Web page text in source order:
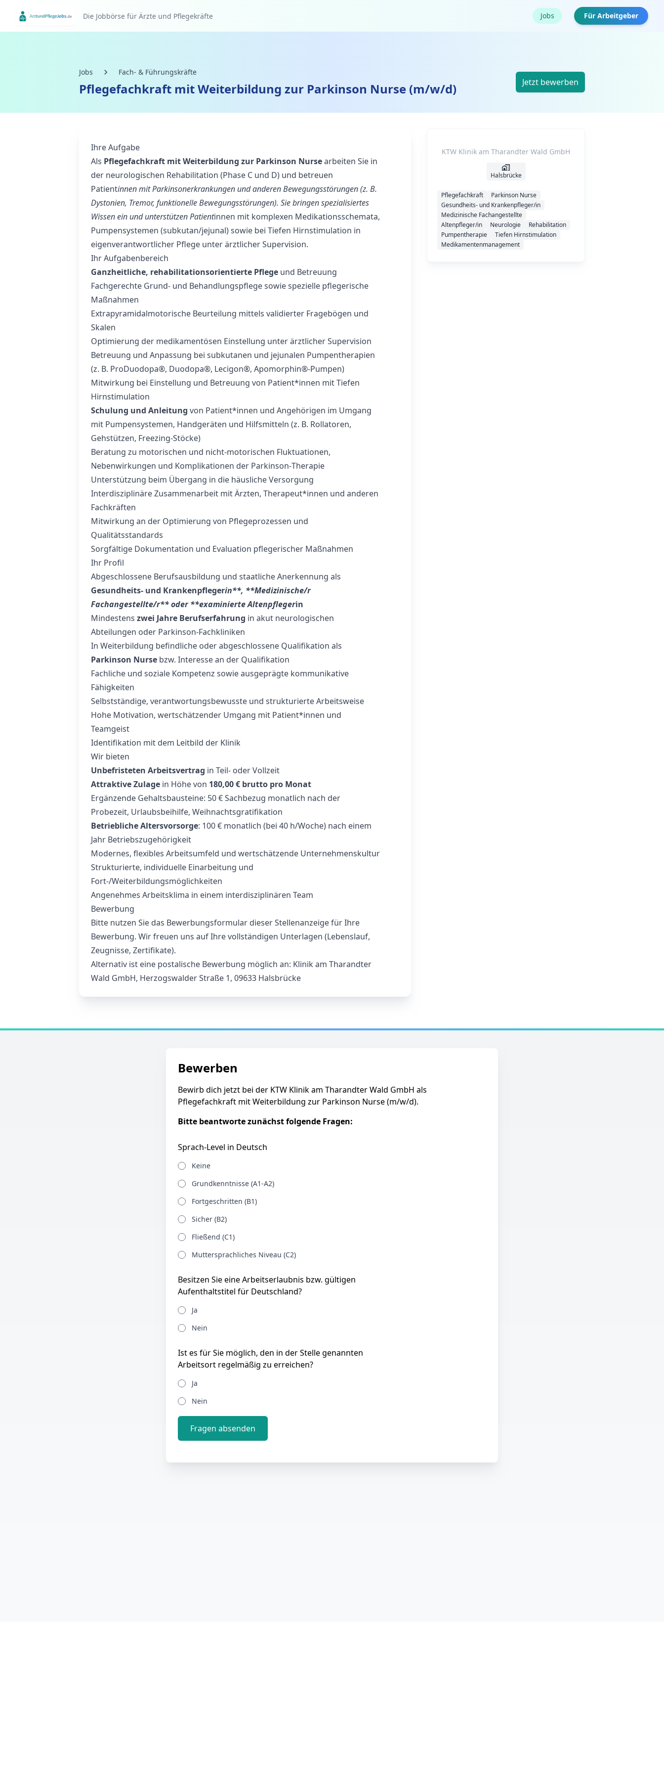
Die Jobbörse für Ärzte und Pflegekräfte Jobs Für Arbeitgeber
Jobs Fach- & Führungskräfte
Pflegefachkraft mit Weiterbildung zur Parkinson Nurse (m/w/d) Jetzt bewerben
Ihre Aufgabe
Als Pflegefachkraft mit Weiterbildung zur Parkinson Nursearbeiten Sie in
der neurologischen Rehabilitation (Phase C und D) und betreuen
Patientinnen mit Parkinsonerkrankungen und anderen Bewegungsstörungen (z. B.
Dystonien, Tremor, funktionelle Bewegungsstörungen). Sie bringen spezialisiertes
Wissen ein und unterstützen Patientinnen mit komplexen Medikationsschemata,
Pumpensystemen (subkutan/jejunal) sowie bei Tiefen Hirnstimulation in
eigenverantwortlicher Pflege unter ärztlicher Supervision.
Ihr Aufgabenbereich
Ganzheitliche, rehabilitationsorientierte Pflege und Betreuung
Fachgerechte Grund- und Behandlungspflege sowie spezielle pflegerische
Maßnahmen
Extrapyramidalmotorische Beurteilung mittels validierter Fragebögen und
Skalen
Optimierung der medikamentösen Einstellung unter ärztlicher Supervision
Betreuung und Anpassung bei subkutanen und jejunalen Pumpentherapien
(z. B. ProDuodopa®, Duodopa®, Lecigon®, Apomorphin®-Pumpen)
Mitwirkung bei Einstellung und Betreuung von Patient*innen mit Tiefen
Hirnstimulation
Schulung und Anleitung von Patient*innen und Angehörigen im Umgang
mit Pumpensystemen, Handgeräten und Hilfsmitteln (z. B. Rollatoren,
Gehstützen, Freezing-Stöcke)
Beratung zu motorischen und nicht-motorischen Fluktuationen,
Nebenwirkungen und Komplikationen der Parkinson‑Therapie
Unterstützung beim Übergang in die häusliche Versorgung
Interdisziplinäre Zusammenarbeit mit Ärzten, Therapeut*innen und anderen
Fachkräften
Mitwirkung an der Optimierung von Pflegeprozessen und
Qualitätsstandards
Sorgfältige Dokumentation und Evaluation pflegerischer Maßnahmen
Ihr Profil
Abgeschlossene Berufsausbildung und staatliche Anerkennung als
Gesundheits‑ und Krankenpflegerin**, **Medizinische/r
Fachangestellte/r** oder **examinierte Altenpflegerin
Mindestens zwei Jahre Berufserfahrung in akut neurologischen
Abteilungen oder Parkinson-Fachkliniken
In Weiterbildung befindliche oder abgeschlossene Qualifikation als
Parkinson Nurse bzw. Interesse an der Qualifikation
Fachliche und soziale Kompetenz sowie ausgeprägte kommunikative
Fähigkeiten
Selbstständige, verantwortungsbewusste und strukturierte Arbeitsweise
Hohe Motivation, wertschätzender Umgang mit Patient*innen und
Teamgeist
Identifikation mit dem Leitbild der Klinik
Wir bieten
Unbefristeten Arbeitsvertrag in Teil- oder Vollzeit
Attraktive Zulage in Höhe von 180,00 € brutto pro Monat
Ergänzende Gehaltsbausteine: 50 € Sachbezug monatlich nach der
Probezeit, Urlaubsbeihilfe, Weihnachtsgratifikation
Betriebliche Altersvorsorge: 100 € monatlich (bei 40 h/Woche) nach einem
Jahr Betriebszugehörigkeit
Modernes, flexibles Arbeitsumfeld und wertschätzende Unternehmenskultur
Strukturierte, individuelle Einarbeitung und
Fort‑/Weiterbildungsmöglichkeiten
Angenehmes Arbeitsklima in einem interdisziplinären Team
Bewerbung
Bitte nutzen Sie das Bewerbungsformular dieser Stellenanzeige für Ihre
Bewerbung. Wir freuen uns auf Ihre vollständigen Unterlagen (Lebenslauf,
Zeugnisse, Zertifikate).
Alternativ ist eine postalische Bewerbung möglich an: Klinik am Tharandter
Wald GmbH, Herzogswalder Straße 1, 09633 Halsbrücke
KTW Klinik am Tharandter Wald GmbH
Halsbrücke
Pflegefachkraft
Parkinson Nurse
Gesundheits- und Krankenpfleger/in
Medizinische Fachangestellte
Altenpfleger/in
Neurologie
Rehabilitation
Pumpentherapie
Tiefen Hirnstimulation
Medikamentenmanagement
Bewerben
Bewirb dich jetzt bei der KTW Klinik am Tharandter Wald GmbH als
Pflegefachkraft mit Weiterbildung zur Parkinson Nurse (m/w/d).
Bitte beantworte zunächst folgende Fragen:
Sprach-Level in Deutsch
Keine
Grundkenntnisse (A1-A2)
Fortgeschritten (B1)
Sicher (B2)
Fließend (C1)
Muttersprachliches Niveau (C2)
Besitzen Sie eine Arbeitserlaubnis bzw. gültigen
Aufenthaltstitel für Deutschland?
Ja
Nein
Ist es für Sie möglich, den in der Stelle genannten
Arbeitsort regelmäßig zu erreichen?
Ja
Nein
Fragen absenden